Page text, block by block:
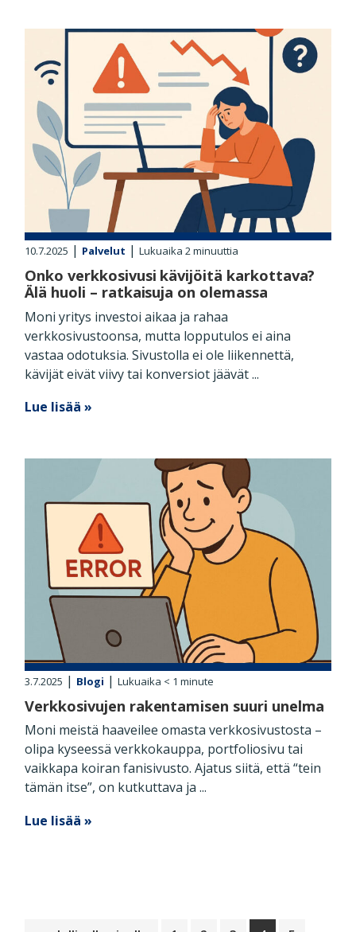
10.7.2025 | Palvelut |Lukuaika 2minuuttia
Onko verkkosivusi kävijöitä karkottava?
Älä huoli – ratkaisuja on olemassa
Moni yritys investoi aikaa ja rahaa
verkkosivustoonsa, mutta lopputulos ei aina
vastaa odotuksia. Sivustolla ei ole liikennettä,
kävijät eivät viivy tai konversiot jäävät ...
Lue lisää »
3.7.2025 | Blogi |Lukuaika < 1 minute
Verkkosivujen rakentamisen suuri unelma
Moni meistä haaveilee omasta verkkosivustosta –
olipa kyseessä verkkokauppa, portfoliosivu tai
vaikkapa koiran fanisivusto. Ajatus siitä, että “tein
tämän itse”, on kutkuttava ja ...
Lue lisää »